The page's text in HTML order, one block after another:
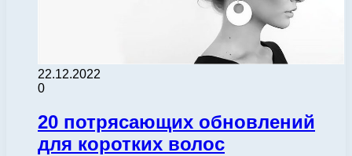
22.12.2022
0
20 потрясающих обновлений
для коротких волос